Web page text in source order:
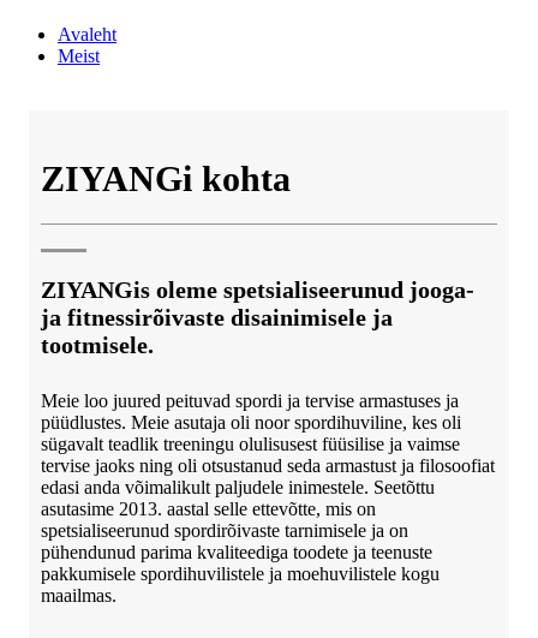
Avaleht
Meist
ZIYANGi kohta
ZIYANGis oleme spetsialiseerunud jooga-
ja fitnessirõivaste disainimisele ja
tootmisele.
Meie loo juured peituvad spordi ja tervise armastuses ja
püüdlustes. Meie asutaja oli noor spordihuviline, kes oli
sügavalt teadlik treeningu olulisusest füüsilise ja vaimse
tervise jaoks ning oli otsustanud seda armastust ja filosoofiat
edasi anda võimalikult paljudele inimestele. Seetõttu
asutasime 2013. aastal selle ettevõtte, mis on
spetsialiseerunud spordirõivaste tarnimisele ja on
pühendunud parima kvaliteediga toodete ja teenuste
pakkumisele spordihuvilistele ja moehuvilistele kogu
maailmas.